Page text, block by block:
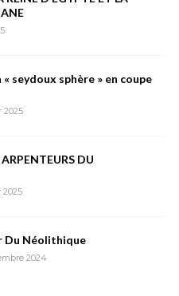
seydoux sphère » en coupe
2025
DU
Du Néolithique
2024